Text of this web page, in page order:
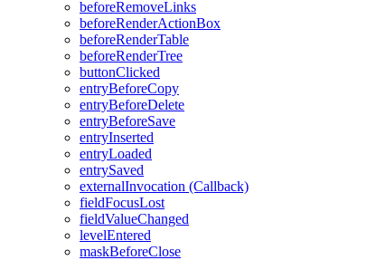
beforeRemoveLinks
beforeRenderActionBox
beforeRenderTable
beforeRenderTree
buttonClicked
entryBeforeCopy
entryBeforeDelete
entryBeforeSave
entryInserted
entryLoaded
entrySaved
externalInvocation (Callback)
fieldFocusLost
fieldValueChanged
levelEntered
maskBeforeClose